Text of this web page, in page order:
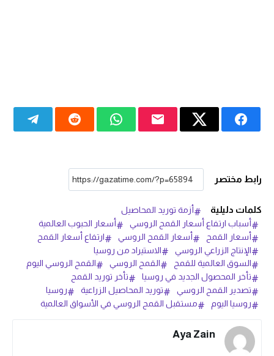
رابط مختصر
كلمات دليلية
أزمة توريد المحاصيل
أسباب ارتفاع أسعار القمح الروسي
أسعار الحبوب العالمية
أسعار القمح
أسعار القمح الروسي
ارتفاع أسعار القمح
الإنتاج الزراعي الروسي
الاستيراد من روسيا
السوق العالمية للقمح
القمح الروسي
القمح الروسي اليوم
تأخر المحصول الجديد في روسيا
تأخر توريد القمح
تصدير القمح الروسي
توريد المحاصيل الزراعية
روسيا
روسيا اليوم
مستقبل القمح الروسي في الأسواق العالمية
Aya Zain